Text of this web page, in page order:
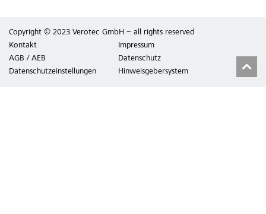
Copyright © 2023 Verotec GmbH – all rights reserved
Kontakt
Impressum
AGB / AEB
Datenschutz
Datenschutzeinstellungen
Hinweisgebersystem